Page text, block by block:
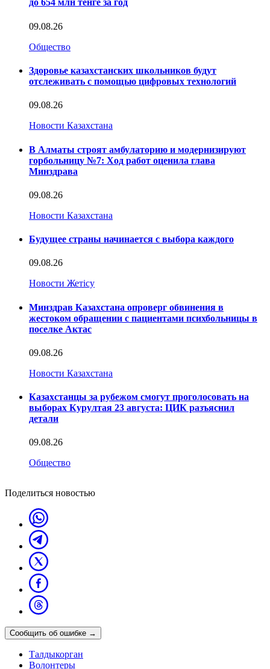
до 654 млн тенге за год
09.08.26
Общество
Здоровье казахстанских школьников будут
отслеживать с помощью цифровых технологий
09.08.26
Новости Казахстана
В Алматы строят амбулаторию и модернизируют
горбольницу №7: Ход работ оценила глава
Минздрава
09.08.26
Новости Казахстана
Будущее страны начинается с выбора каждого
09.08.26
Новости Жетісу
Минздрав Казахстана опроверг обвинения в
жестоком обращении с пациентами психбольницы в
поселке Актас
09.08.26
Новости Казахстана
Казахстанцы за рубежом смогут проголосовать на
выборах Курултая 23 августа: ЦИК разъяснил
детали
09.08.26
Общество
Поделиться новостью
Сообщить об ошибке →
Талдыкорган
Волонтеры